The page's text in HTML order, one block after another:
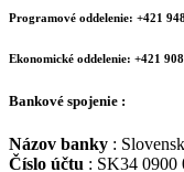
Programové oddelenie: +421
Ekonomické oddelenie: +421
Bankové spojenie :
Názov banky :
Číslo účtu : SK34 0900